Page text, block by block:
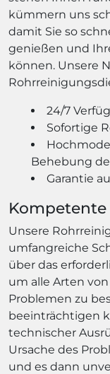
kümmern uns
damit Sie so
genießen und
können. Unsere
24/7
Sofortige
Behebung
Garantie
Unsere
umfangreiche
über das
um alle Arten
Problemen zu
beeinträchtigen
technischer
Ursache des
und es dann